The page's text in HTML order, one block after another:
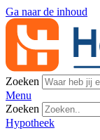
Ga naar de inhoud
Zoeken
Menu
Zoeken
Hypotheek